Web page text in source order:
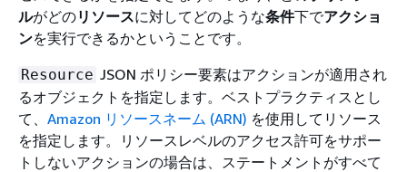
ルがどのリソースに対してどのような条件下でアクショ
ンを実行できるかということです。
Resource JSON ポリシー要素はアクションが適用され
るオブジェクトを指定します。ベストプラクティスとし
て、 Amazon リソースネーム (ARN) を使用してリソース
を指定します。リソースレベルのアクセス許可をサポー
トしないアクションの場合は、ステートメントがすべて